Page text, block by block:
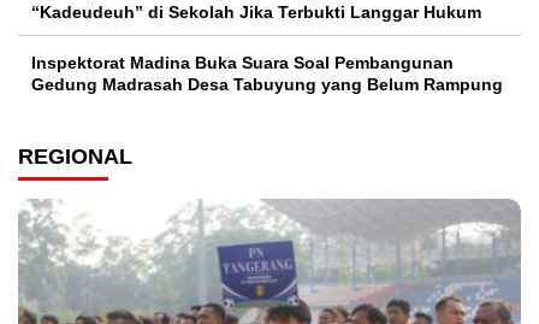
“Kadeudeuh” di Sekolah Jika Terbukti Langgar Hukum
Inspektorat Madina Buka Suara Soal Pembangunan
Gedung Madrasah Desa Tabuyung yang Belum Rampung
REGIONAL